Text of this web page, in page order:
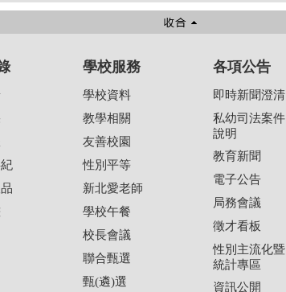
學校服務
學校資料
教學相關
友善校園
性別平等
新北愛老師
學校午餐
校長會議
聯合甄選
甄(遴)選
各項公告
即時新聞澄清
私幼司法案件
說明
教育新聞
電子公告
局務會議
徵才看板
性別主流化暨
統計專區
資訊公開